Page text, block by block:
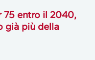
75 entro il 2040,
già più della